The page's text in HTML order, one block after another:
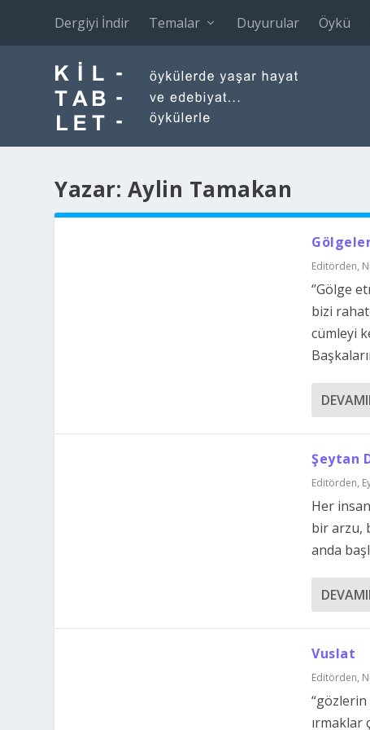
Dergiyi İndir Temalar Duyurular Öykü
Yazar: Aylin Tamakan
Editörden,
‘’Gölge
bizi rahat
cümleyi
Şeytan
Editörden,
Her
bir arzu,
anda
Vuslat
Editörden,
ırmaklar